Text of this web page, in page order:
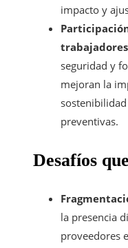
impacto y
trabajadores
seguridad y
mejoran la
preventivas.
Desafíos
la presencia
proveedores